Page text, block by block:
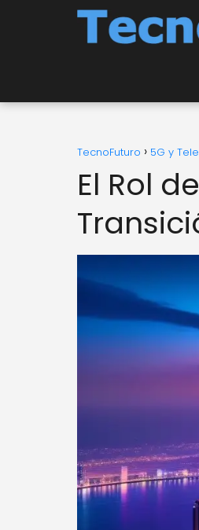
TecnoFuturo 5G y
El Rol